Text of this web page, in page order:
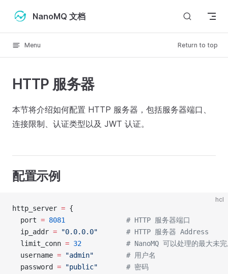
Skip to content
NanoMQ 文档
Menu Return to top
HTTP 服务器
本节将介绍如何配置 HTTP 服务器，包括服务器端口、
连接限制、认证类型以及 JWT 认证。
配置示例
hcl
http_server = {
  port
= 8081
               # HTTP 服务器端口
  ip_addr
= "0.0.0.0"
       # HTTP 服务器 Address
  limit_conn
= 32
# NanoMQ 可以处理的最大未完
  username
= "admin"
        # 用户名
  password
= "public"
       # 密码